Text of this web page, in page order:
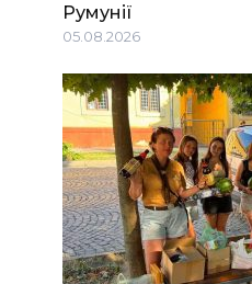
Румунії
05.08.2026